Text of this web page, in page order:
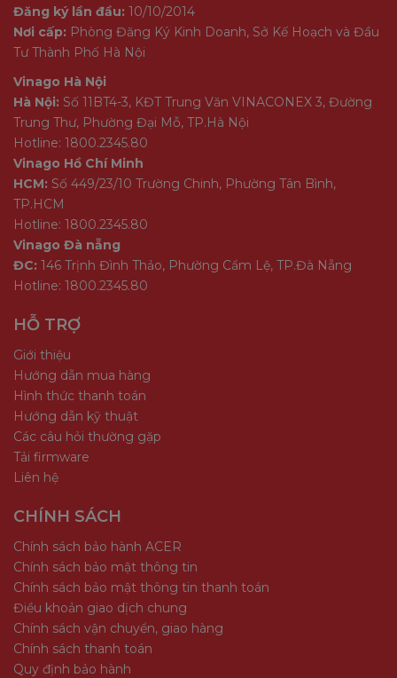
Đăng ký lần đầu: 10/10/2014
Nơi cấp: Phòng Đăng Ký Kinh Doanh, Sở Kế Hoạch và Đầu
Tư Thành Phố Hà Nội
Vinago Hà Nội
Hà Nội: Số 11BT4-3, KĐT Trung Văn VINACONEX 3, Đường
Trung Thư, Phường Đại Mỗ, TP.Hà Nội
Hotline: 1800.2345.80
Vinago Hồ Chí Minh
HCM: Số 449/23/10 Trường Chinh, Phường Tân Bình,
TP.HCM
Hotline: 1800.2345.80
Vinago Đà nẵng
ĐC: 146 Trịnh Đình Thảo, Phường Cẩm Lệ, TP.Đà Nẵng
Hotline: 1800.2345.80
HỖ TRỢ
Giới thiệu
Hướng dẫn mua hàng
Hình thức thanh toán
Hướng dẫn kỹ thuật
Các câu hỏi thường gặp
Tải firmware
Liên hệ
CHÍNH SÁCH
Chính sách bảo hành ACER
Chính sách bảo mật thông tin
Chính sách bảo mật thông tin thanh toán
Điều khoản giao dịch chung
Chính sách vận chuyển, giao hàng
Chính sách thanh toán
Quy định bảo hành